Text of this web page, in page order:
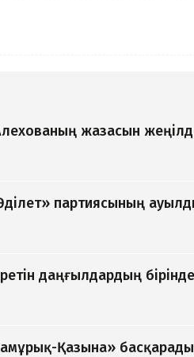
жазасын
партиясының
даңғылдардың бірінде
Қазына» басқарады